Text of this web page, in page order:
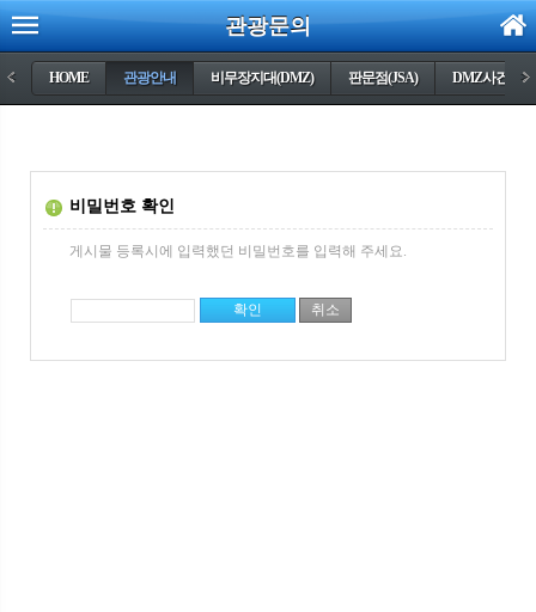
관광문의
< HOME 관광안내 비무장지대(DMZ) 판문점(JSA) DMZ사건들 >
비밀번호 확인
게시물 등록시에 입력했던 비밀번호를 입력해 주세요.